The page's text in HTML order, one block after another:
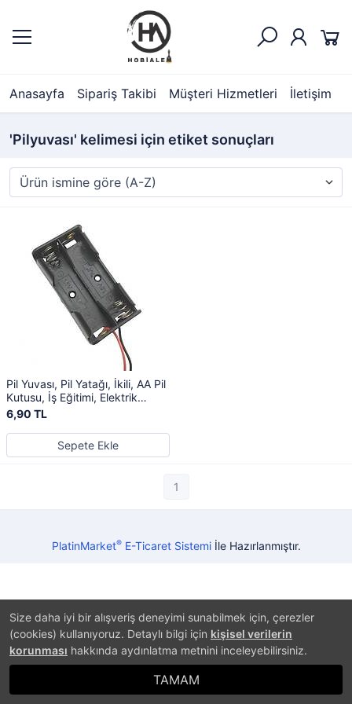
Anasayfa Sipariş Takibi Müşteri Hizmetleri İletişim
Size daha iyi bir alışveriş deneyimi sunabilmek için, çerezler
(cookies) kullanıyoruz. Detaylı bilgi için kişisel verilerin
korunması hakkında aydınlatma metnini inceleyebilirsiniz.
TAMAM
'Pilyuvası' kelimesi için etiket sonuçları
Pil Yuvası, Pil Yatağı, İkili, AA Pil
Kutusu, İş Eğitimi, Elektrik
Devresi
6,90 TL
Sepete Ekle
1
PlatinMarket®E-Ticaret Sistemiİle Hazırlanmıştır.